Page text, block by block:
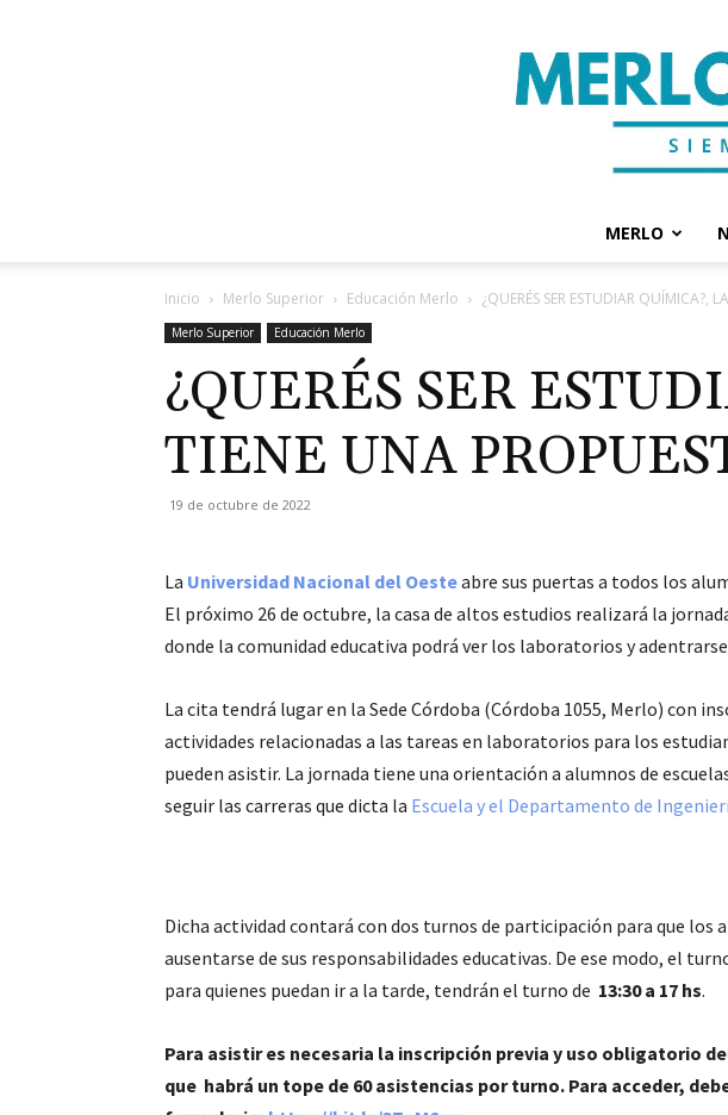
MERLO
Inicio Merlo Superior Educación Merlo ¿QUERÉS SER ESTUDIAR QUÍMICA?,
Merlo Superior Educación Merlo
¿QUERÉS SER
TIENE UNA
19 de octubre de 2022
La Universidad Nacional del Oesteabre sus puertas a todos los
El próximo 26 de octubre, la casa de altos estudios realizará la
donde la comunidad educativa podrá ver los laboratorios y
La cita tendrá lugar en la Sede Córdoba (Córdoba 1055, Merlo) con
actividades relacionadas a las tareas en laboratorios para los
pueden asistir. La jornada tiene una orientación a alumnos de
seguir las carreras que dicta la Escuela y el Departamento de
Dicha actividad contará con dos turnos de participación para que los
ausentarse de sus responsabilidades educativas. De ese modo, el
para quienes puedan ir a la tarde, tendrán el turno de 13:30 a 17 hs.
Para asistir es necesaria la inscripción previa y uso obligatorio
que habrá un tope de 60 asistencias por turno. Para acceder,